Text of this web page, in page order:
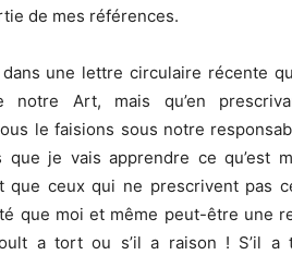
de mes références.
une lettre circulaire récente
Art, mais qu’en
le faisions sous notre
que je vais apprendre ce qu’est
ceux qui ne prescrivent pas
que moi et même peut-être une
a tort ou s’il a raison ! S’il